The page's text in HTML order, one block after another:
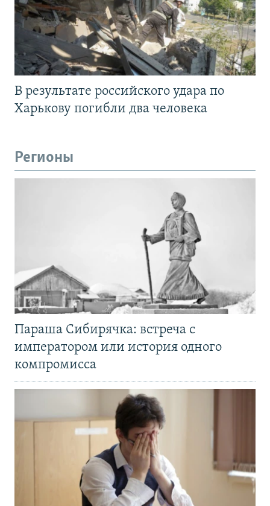
В результате российского удара по
Харькову погибли два человека
Регионы
Параша Сибирячка: встреча с
императором или история одного
компромисса